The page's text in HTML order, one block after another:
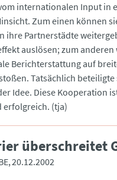
internationalen Input in
Zum einen können
ihre Partnerstädte
auslösen; zum
Berichterstattung auf
Tatsächlich
Idee. Diese Kooperation
intensiv und erfolgreich. (tja)
überschreitet
20.12.2002